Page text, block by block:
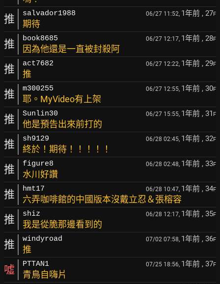
推 salvador1988 06/27 11:52, 1年前 , 27F
期待
推 book8685 06/27 12:17, 1年前 , 28F
因為他還是一直被封殺阿
推 act7682 06/27 12:22, 1年前 , 29F
推
推 m300255 06/27 12:55, 1年前 , 30F
耶。MyVideo有上架
推 Sunlin30 06/27 15:55, 1年前 , 31 F
他是預告出來前打的
推 sh9129 06/28 02:45, 1年前 , 32F
終於！期待！！！！！
推 figure8 06/28 02:48, 1年前 , 33F
水川好讚
推 hmt17 06/28 10:47, 1年前 , 34F
六弄咖啡館的中國版本沒戴立忍＆張榕容
推 shiz 06/28 12:17, 1年前 , 35F
我是從脆那邊看到的
推 windyroad 07/02 07:58, 1年前 , 36F
推
噓 PTTAN1 07/25 18:56, 1年前 , 37F
青鳥自嗨片